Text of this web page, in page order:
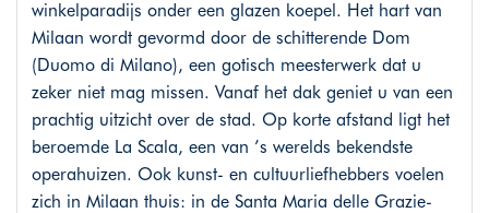
winkelparadijs onder een glazen koepel. Het hart van
Milaan wordt gevormd door de schitterende Dom
(Duomo di Milano), een gotisch meesterwerk dat u
zeker niet mag missen. Vanaf het dak geniet u van een
prachtig uitzicht over de stad. Op korte afstand ligt het
beroemde La Scala, een van ’s werelds bekendste
operahuizen. Ook kunst- en cultuurliefhebbers voelen
zich in Milaan thuis: in de Santa Maria delle Grazie-